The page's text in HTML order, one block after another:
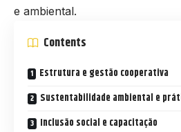
e ambiental.
Contents
Estrutura e gestão cooperativa
Sustentabilidade ambiental e
Inclusão social e capacitação